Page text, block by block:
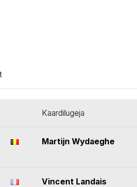
Kaardilugeja
Martijn Wydaeghe
Vincent Landais